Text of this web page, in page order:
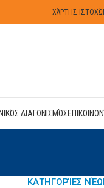
ΧΆΡΤΗΣ
ΔΙΑΓΩΝΙΣΜΌΣ
ΚΑΤΗΓΟΡΊΕΣ